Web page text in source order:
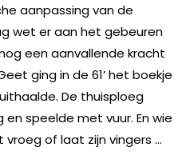
aanpassing van de
wet er aan het gebeuren
een aanvallende kracht
ging in de 61’ het boekje
De thuisploeg
speelde met vuur. En wie
of laat zijn vingers …